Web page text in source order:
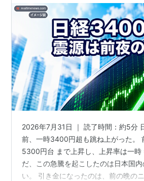
2026年7月31日 ｜ 読了時間：約5分
前、一時3400円超も跳ね上がった。
5300円台 まで上昇し、上昇率は一時
だ、この急騰を起こしたのは日本国
い。 引き金になったのは、前の晩の